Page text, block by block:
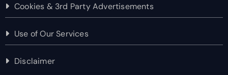
Cookies & 3rd Party Advertisements
Use of Our Services
Disclaimer